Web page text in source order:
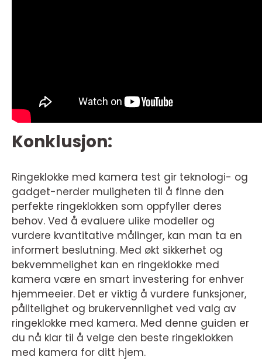
Konklusjon:
Ringeklokke med kamera test gir teknologi- og
gadget-nerder muligheten til å finne den
perfekte ringeklokken som oppfyller deres
behov. Ved å evaluere ulike modeller og
vurdere kvantitative målinger, kan man ta en
informert beslutning. Med økt sikkerhet og
bekvemmelighet kan en ringeklokke med
kamera være en smart investering for enhver
hjemmeeier. Det er viktig å vurdere funksjoner,
pålitelighet og brukervennlighet ved valg av
ringeklokke med kamera. Med denne guiden er
du nå klar til å velge den beste ringeklokken
med kamera for ditt hjem.